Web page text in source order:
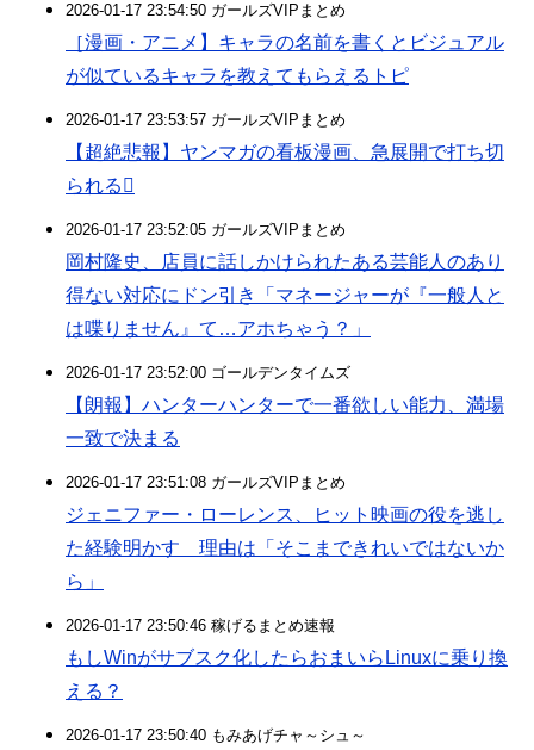
2026-01-17 23:54:50 ガールズVIPまとめ
［漫画・アニメ】キャラの名前を書くとビジュアル
が似ているキャラを教えてもらえるトピ
2026-01-17 23:53:57 ガールズVIPまとめ
【超絶悲報】ヤンマガの看板漫画、急展開で打ち切
られる
2026-01-17 23:52:05 ガールズVIPまとめ
岡村隆史、店員に話しかけられたある芸能人のあり
得ない対応にドン引き「マネージャーが『一般人と
は喋りません』て…アホちゃう？」
2026-01-17 23:52:00 ゴールデンタイムズ
【朗報】ハンターハンターで一番欲しい能力、満場
一致で決まる
2026-01-17 23:51:08 ガールズVIPまとめ
ジェニファー・ローレンス、ヒット映画の役を逃し
た経験明かす 理由は「そこまできれいではないか
ら」
2026-01-17 23:50:46 稼げるまとめ速報
もしWinがサブスク化したらおまいらLinuxに乗り換
える？
2026-01-17 23:50:40 もみあげチャ～シュ～